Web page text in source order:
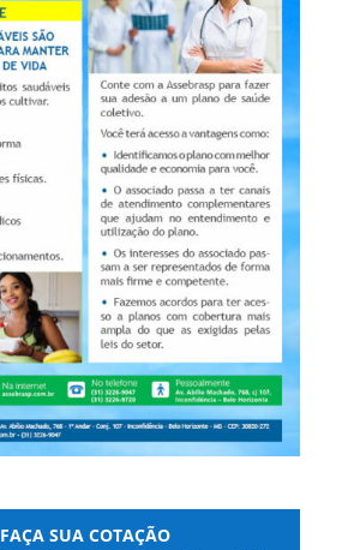
FAÇA SUA COTAÇÃO